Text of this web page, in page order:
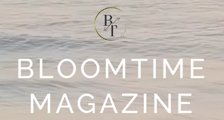
BLOOMTIME
MAGAZINE